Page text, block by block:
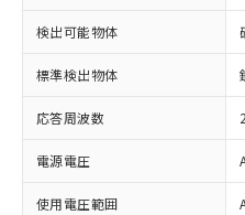
検出可能物体
標準検出物体
応答周波数
電源電圧
使用電圧範囲